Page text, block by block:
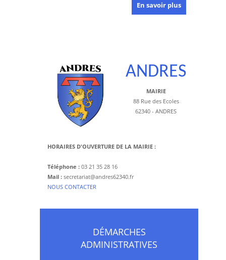
En savoir plus
ANDRES
MAIRIE
88 Rue des Ecoles
62340 - ANDRES
HORAIRES D'OUVERTURE DE LA MAIRIE :
Téléphone : 03 21 35 28 16
Mail : secretariat@andres62340.fr
​NOUS CONTACTER
DÉMARCHES
ADMINISTRATIVES